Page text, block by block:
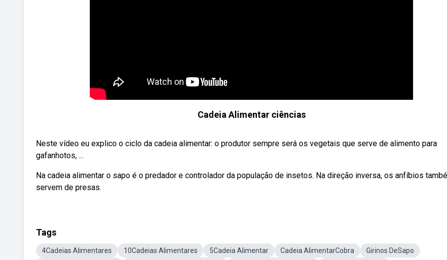
Cadeia Alimentar ciências
Neste vídeo eu explico o ciclo da cadeia alimentar: o produtor sempre será os vegetais que serve de alimento para
gafanhotos, ...
Na cadeia alimentar o sapo é o predador e controlador da população de insetos. Na direção inversa, os anfíbios
servem de presas.
Tags
4Cadeias Alimentares 10Cadeias Alimentares 5Cadeia Alimentar Cadeia AlimentarCobra
Girinos DeSapo